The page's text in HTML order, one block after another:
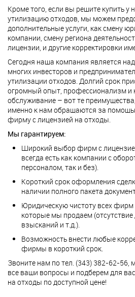
Кроме того, если вы решите купить у
утилизацию отходов, мы можем
дополнительные услуги, как смену
компании, смену региона
лицензии, и другие корректировки
Сегодня наша компания является
многих инвесторов и
утилизации отходов. Долгий срок
огромный опыт, профессионализм и
обслуживание – вот те
именно к нам обращаются за
фирму с лицензией на отходы.
Мы гарантируем:
Широкий выбор фирм с
всегда есть как компании с
персоналом, так и без).
Короткий срок оформления
наличии полного пакета
Юридическую чистоту всех
которые мы продаем
взысканий и т.д.).
Возможность внести любые
фирмы в короткий срок.
Звоните нам по тел. (343) 382-62-56,
все ваши вопросы и подберем для
на отходы по доступной цене!